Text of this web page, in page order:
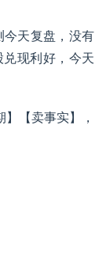
今天复盘，没有
现利好，今天
【卖事实】，